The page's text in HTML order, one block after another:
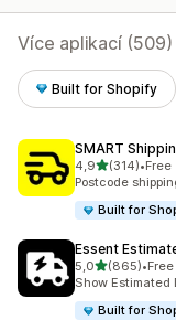
Více aplikací (509)
Built for Shopify
SMART
4,9z 5 hvězd
(314)
Celkový počet
•Free
Postcode
Built for
Essent
5,0z 5 hvězd
(865)
Celkový počet
•Free
Show Estimated
Built for